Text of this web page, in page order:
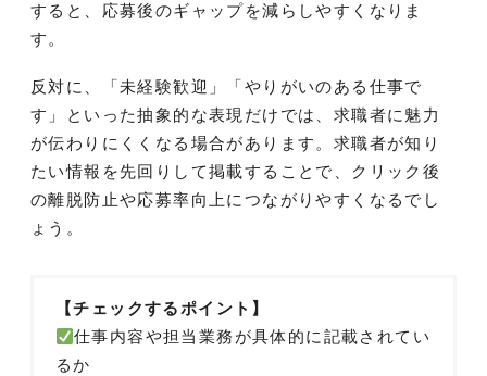
すると、応募後のギャップを減らしやすくなりま
す。
反対に、「未経験歓迎」「やりがいのある仕事で
す」といった抽象的な表現だけでは、求職者に魅力
が伝わりにくくなる場合があります。求職者が知り
たい情報を先回りして掲載することで、クリック後
の離脱防止や応募率向上につながりやすくなるでし
ょう。
【チェックするポイント】
仕事内容や担当業務が具体的に記載されてい
るか